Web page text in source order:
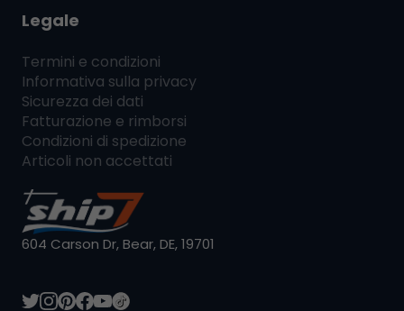
Legale
Termini e condizioni
Informativa sulla privacy
Sicurezza dei dati
Fatturazione e rimborsi
Condizioni di spedizione
Articoli non accettati
604 Carson Dr, Bear, DE, 19701